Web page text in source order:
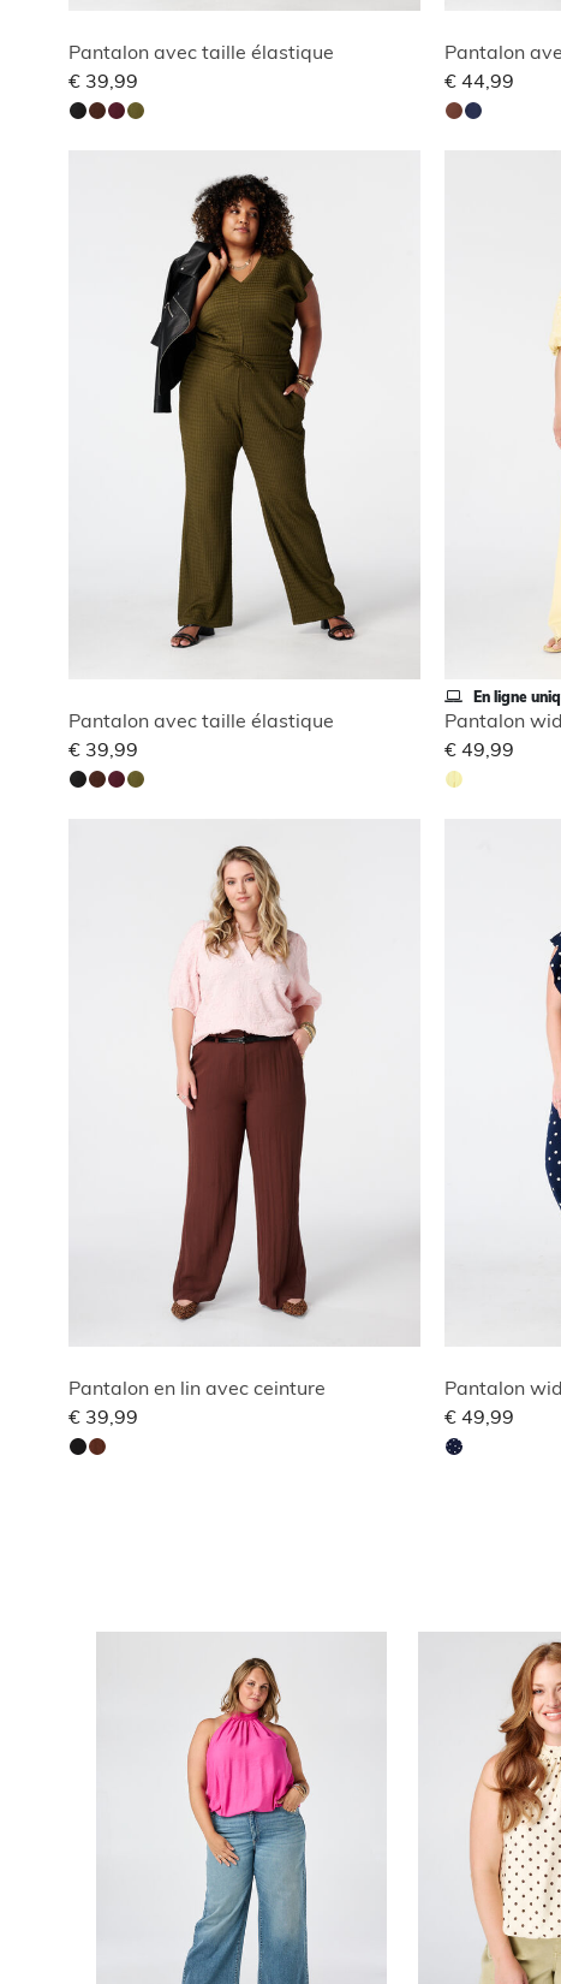
Pantalon avec taille élastique
€ 39,99
€ 44,99
Pantalon avec taille élastique
€ 39,99
En ligne
€ 49,99
Pantalon en lin avec ceinture
€ 39,99
Pantalon
€ 49,99